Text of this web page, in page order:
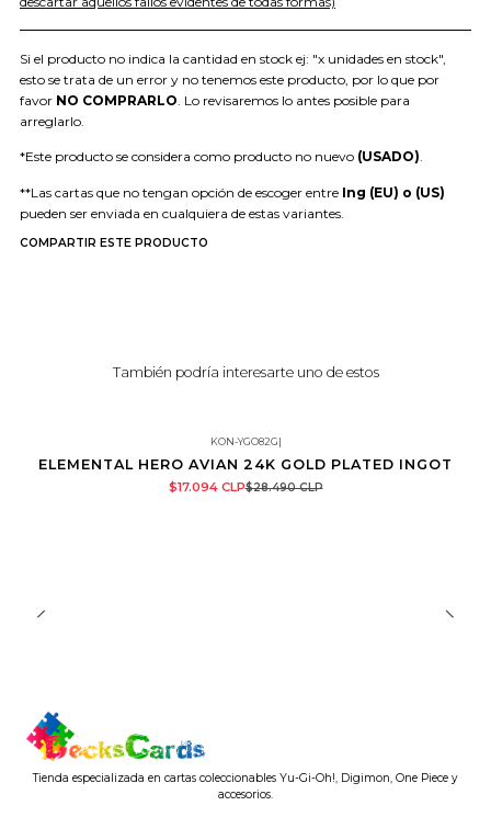
Si el producto no indica la cantidad en stock ej: "x unidades en stock",
esto se trata de un error y no tenemos este producto, por lo que por
favor NO COMPRARLO . Lo revisaremos lo antes posible para
arreglarlo.
*Este producto se considera como producto no nuevo (USADO).
**Las cartas que no tengan opción de escoger entre Ing (EU) o (US)
pueden ser enviada en cualquiera de estas variantes.
COMPARTIR ESTE PRODUCTO
También podría interesarte uno de estos
-40%
KON-YGO82G|
ELEMENTAL HERO AVIAN 24K GOLD PLATED INGOT
$17.094 CLP$28.490 CLP
Tienda especializada en cartas coleccionables Yu-Gi-Oh!, Digimon, One Piece y
accesorios.